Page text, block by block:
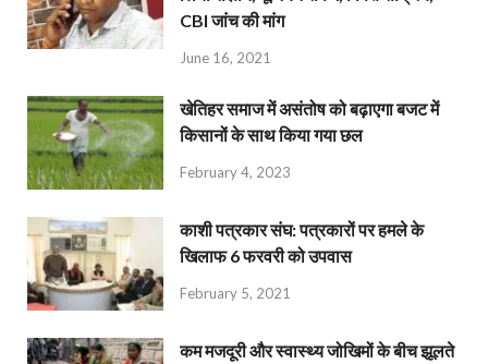
CBI जांच की मांग
June 16, 2021
खेतिहर समाज में असंतोष को बढ़ाएगा बजट में
किसानों के साथ किया गया छल
February 4, 2023
काशी पत्रकार संघ: पत्रकारों पर हमले के
खिलाफ 6 फरवरी को उपवास
February 5, 2021
कम मजदूरी और स्वास्थ्य जोखिमों के बीच झूलते